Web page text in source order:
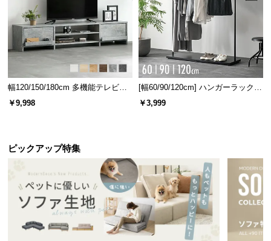
幅120/150/180cm 多機能テレビボ
ード 木目/石目調 オープン収納・
￥9,998
[幅60/90/120cm] ハンガーラック
スチール 4段階高さ調節 サイドフ
￥3,999
ピックアップ特集